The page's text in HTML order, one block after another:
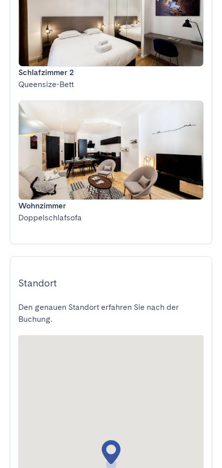
Schlafzimmer 2
Queensize-Bett
Wohnzimmer
Doppelschlafsofa
Standort
Den genauen Standort erfahren Sie nach der
Buchung.